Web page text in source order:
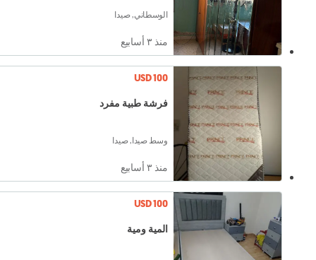
الوسطاني, صيدا
منذ ٣ أسابيع
USD 100
فرشة طبية مفرد
وسط صيدا, صيدا
منذ ٣ أسابيع
USD 100
المية ومية